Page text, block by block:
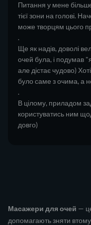
Питання у мене
тієї зони на голові.
може творцям цього
.
Ще як надів, доволі
очей була, і подумав
але дістає чудово)
було саме з очима, а
.
В цілому, приладом
користуватись ним
довго)
Масажери для очей —
допомагають зняти